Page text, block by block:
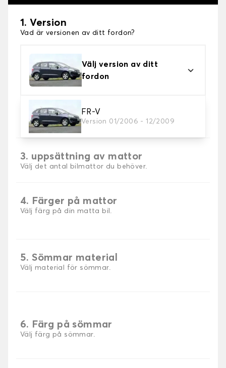
1. Version
Vad är versionen av ditt fordon?
Välj version av ditt
fordon
FR-V
Version 01/2006 - 12/2009
2. Material
Välj material för din bilmatta.
3. uppsättning av mattor
Välj det antal bilmattor du behöver.
4. Färger på mattor
Välj färg på din matta bil.
5. Sömmar material
Välj material för sömmar.
6. Färg på sömmar
Välj färg på sömmar.